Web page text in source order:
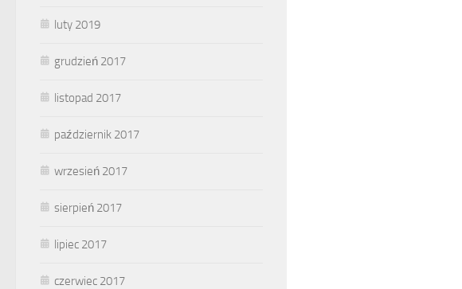
luty 2019
grudzień 2017
listopad 2017
październik 2017
wrzesień 2017
sierpień 2017
lipiec 2017
czerwiec 2017